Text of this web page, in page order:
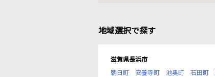
地域選択で探す
滋賀県長浜市
朝日町
安養寺町 池奥町 石田町